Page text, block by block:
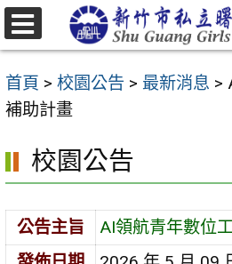
跳
至
要
內
區
首頁 > 校園公告 > 最新消息 >
補助計畫
校園公告
公告主旨
AI領航青年數位
選
單